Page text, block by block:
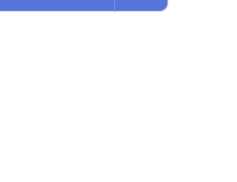
в резервный чат в